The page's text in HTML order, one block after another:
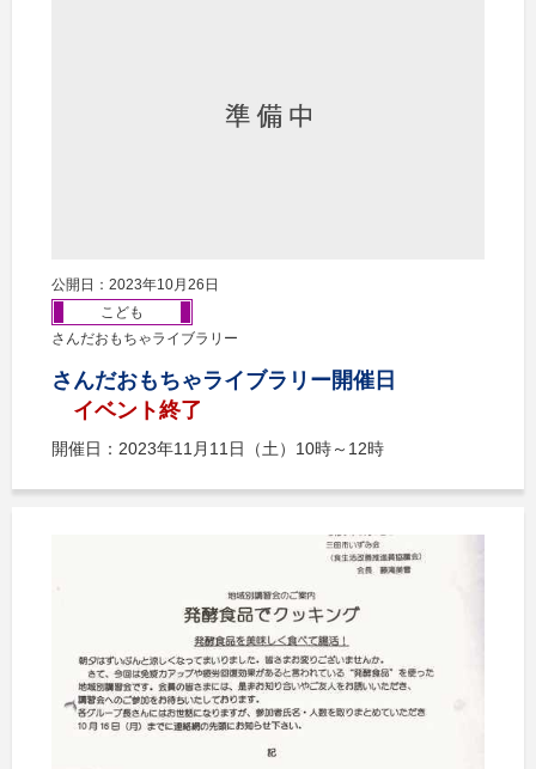
公開日：2023年10月26日
こども
さんだおもちゃライブラリー
さんだおもちゃライブラリー開催日
イベント終了
開催日：2023年11月11日（土）10時～12時